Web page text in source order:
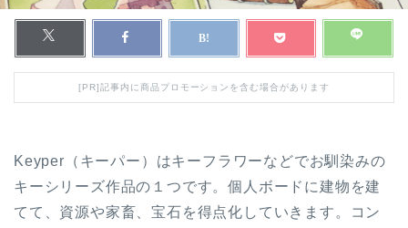
[PR]記事内に商品プロモーションを含む場合があります
Keyper（キーパー）はキーフラワーなどでお馴染みの
キーシリーズ作品の１つです。個人ボードに建物を建
てて、資源や家畜、宝石を得点化していきます。コン